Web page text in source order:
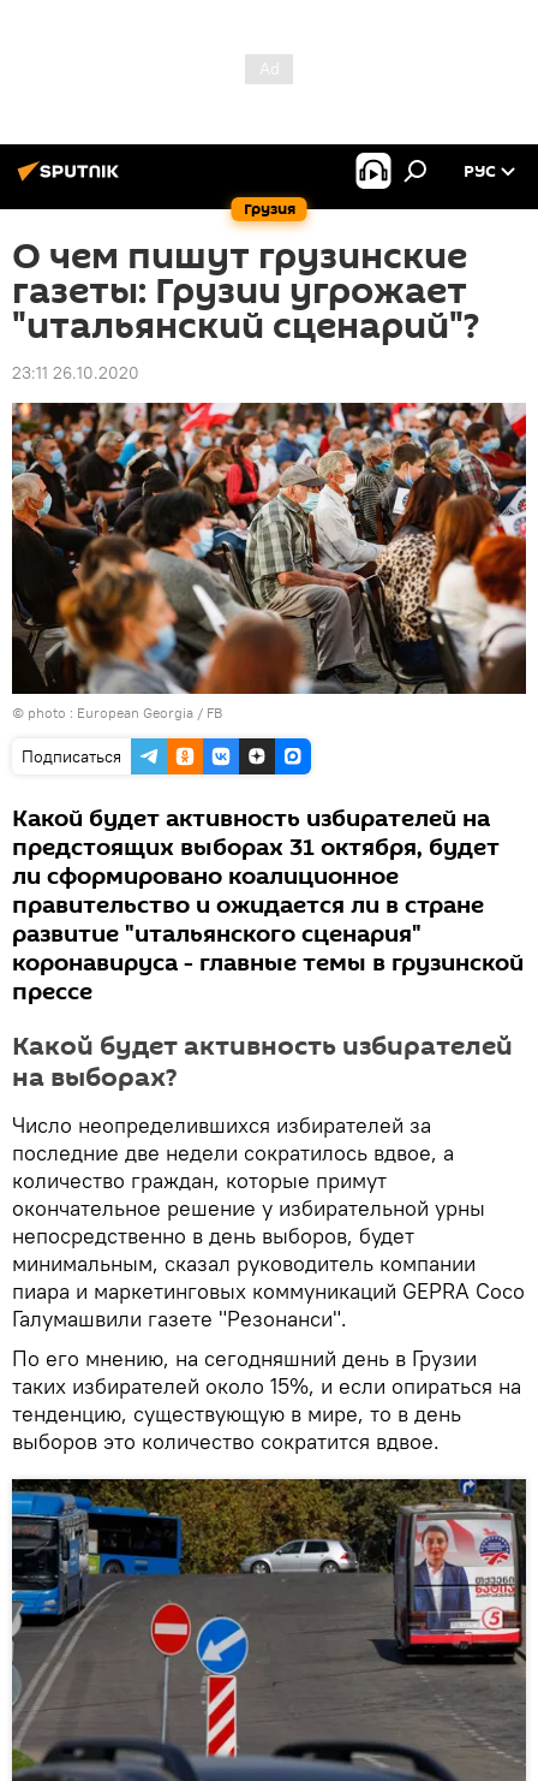
Грузия
РУС
О чем пишут грузинские
газеты: Грузии угрожает
"итальянский сценарий"?
23:11 26.10.2020
© photo : European Georgia / FB
Подписаться
Какой будет активность избирателей на
предстоящих выборах 31 октября, будет
ли сформировано коалиционное
правительство и ожидается ли в стране
развитие "итальянского сценария"
коронавируса - главные темы в грузинской
прессе
Какой будет активность избирателей
на выборах?
Число неопределившихся избирателей за
последние две недели сократилось вдвое, а
количество граждан, которые примут
окончательное решение у избирательной урны
непосредственно в день выборов, будет
минимальным, сказал руководитель компании
пиара и маркетинговых коммуникаций GEPRA Сосо
Галумашвили газете "Резонанси".
По его мнению, на сегодняшний день в Грузии
таких избирателей около 15%, и если опираться на
тенденцию, существующую в мире, то в день
выборов это количество сократится вдвое.